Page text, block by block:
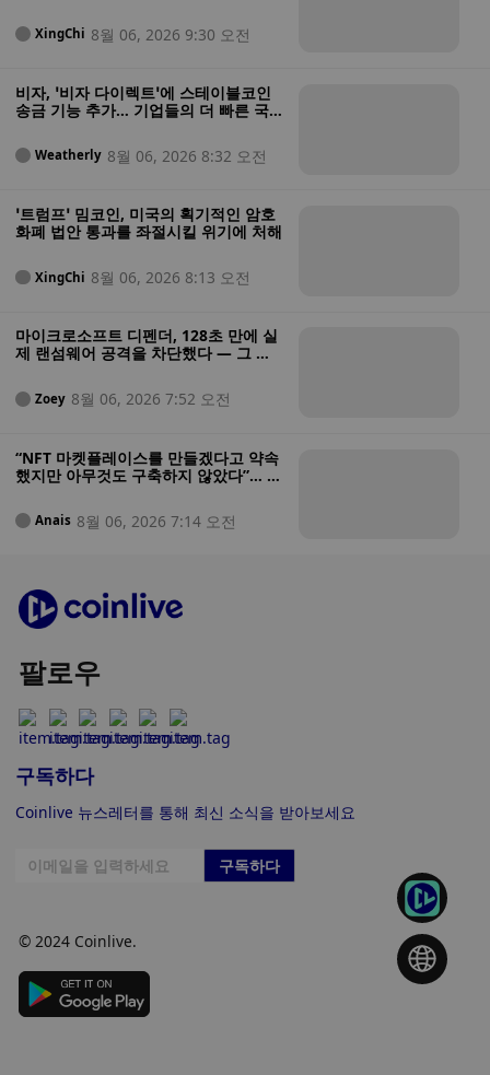
XingChi 8월 06, 2026 9:30 오전
비자, ‘비자 다이렉트’에 스테이블코인
송금 기능 추가… 기업들의 더 빠른 국
Weatherly 8월 06, 2026 8:32 오전
‘트럼프’ 밈코인, 미국의 획기적인 암호
화폐 법안 통과를 좌절시킬 위기에 처해
XingChi 8월 06, 2026 8:13 오전
마이크로소프트 디펜더, 128초 만에 실
제 랜섬웨어 공격을 차단했다 — 그 과
Zoey 8월 06, 2026 7:52 오전
“NFT 마켓플레이스를 만들겠다고 약속
했지만 아무것도 구축하지 않았다”… 미
혐의를 받는 NFT 창업자 기소
Anais 8월 06, 2026 7:14 오전
팔로우
구독하다
Coinlive 뉴스레터를 통해 최신 소식을 받아보세요
구독하다
© 2024 Coinlive.